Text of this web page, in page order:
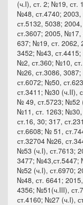
(ч.I), ст. 2; №19, ст.
№48, ст.4740;
ст.5132, 5038;
ст.3607; 2005,
637; №19, ст. 2062,
3452; №43,
№2, ст.360; №10,
№26, ст.3086,
ст.6072; №50,
ст.3411; №30 (ч.II),
№ 49, ст.5723; №52
№11, ст. 1263; №30,
ст.16, 30; 317,
ст.6608; № 51,
ст.32704 №26,
№53 (ч.I), ст.7613;
3477; №43,ст.5447;
№52 (ч.I), ст.6970;
№48, ст. 6641;
4356; №51(ч.III),
ст.4160; №27 (ч.I),